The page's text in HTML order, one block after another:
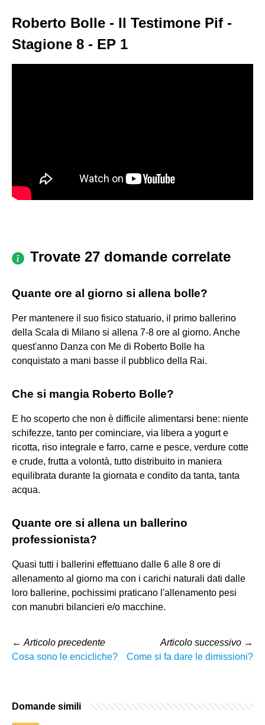
Roberto Bolle - Il Testimone Pif -
Stagione 8 - EP 1
Trovate 27 domande correlate
Quante ore al giorno si allena bolle?
Per mantenere il suo fisico statuario, il primo ballerino
della Scala di Milano si allena 7-8 ore al giorno. Anche
quest'anno Danza con Me di Roberto Bolle ha
conquistato a mani basse il pubblico della Rai.
Che si mangia Roberto Bolle?
E ho scoperto che non è difficile alimentarsi bene: niente
schifezze, tanto per cominciare, via libera a yogurt e
ricotta, riso integrale e farro, carne e pesce, verdure cotte
e crude, frutta a volontà, tutto distribuito in maniera
equilibrata durante la giornata e condito da tanta, tanta
acqua.
Quante ore si allena un ballerino
professionista?
Quasi tutti i ballerini effettuano dalle 6 alle 8 ore di
allenamento al giorno ma con i carichi naturali dati dalle
loro ballerine, pochissimi praticano l'allenamento pesi
con manubri bilancieri e/o macchine.
← Articolo precedente
Cosa sono le encicliche?
Articolo successivo →
Come si fa dare le dimissioni?
Domande simili